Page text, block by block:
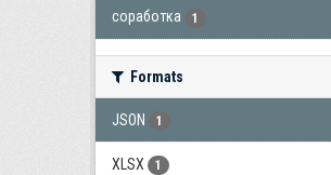
соработка 1
Formats
JSON 1
XLSX 1